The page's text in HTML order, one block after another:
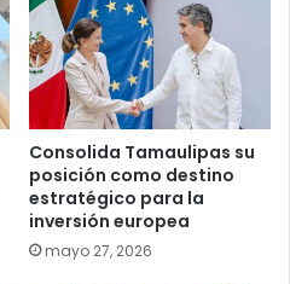
Consolida Tamaulipas su
posición como destino
estratégico para la
inversión europea
mayo 27, 2026